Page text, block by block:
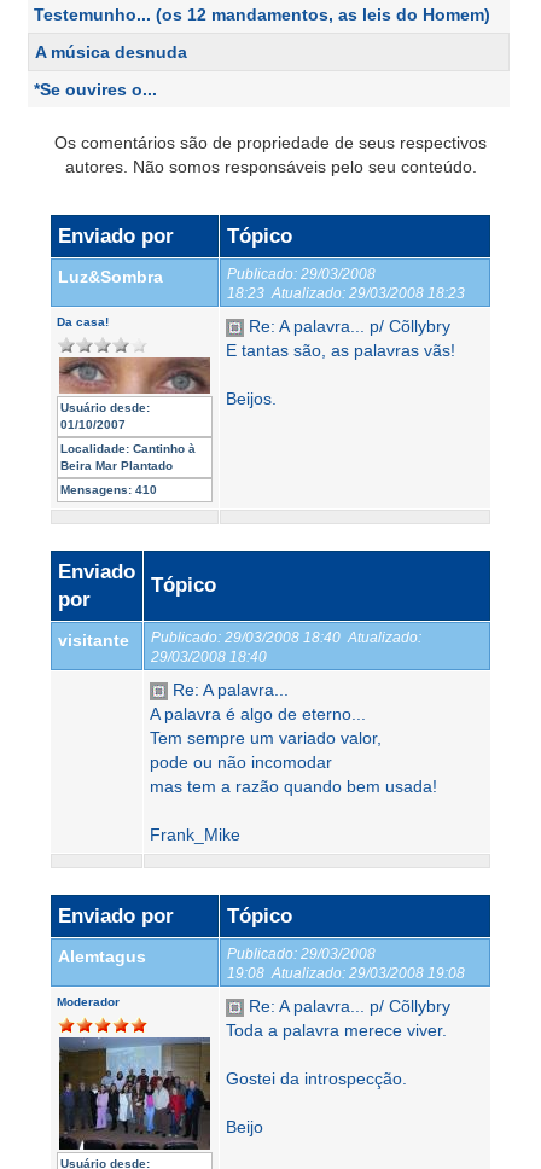
Testemunho... (os 12 mandamentos, as leis do Homem)
A música desnuda
*Se ouvires o...
Os comentários são de propriedade de seus respectivos
autores. Não somos responsáveis pelo seu conteúdo.
Enviado por Tópico
Luz&Sombra Publicado: 29/03/2008
18:23 Atualizado: 29/03/2008 18:23
Da casa!
Usuário desde:
01/10/2007
Localidade: Cantinho à
Beira Mar Plantado
Mensagens: 410
Re: A palavra... p/ Cõllybry
E tantas são, as palavras vãs!
Beijos.
Enviado
por
Tópico
visitante Publicado: 29/03/2008 18:40 Atualizado:
29/03/2008 18:40
Re: A palavra...
A palavra é algo de eterno...
Tem sempre um variado valor,
pode ou não incomodar
mas tem a razão quando bem usada!
Frank_Mike
Enviado por Tópico
Alemtagus Publicado: 29/03/2008
19:08 Atualizado: 29/03/2008 19:08
Moderador
Usuário desde:
Re: A palavra... p/ Cõllybry
Toda a palavra merece viver.
Gostei da introspecção.
Beijo